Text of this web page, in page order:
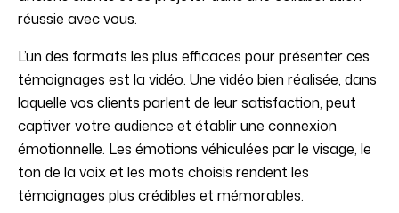
réussie avec vous.
L’un des formats les plus efficaces pour présenter ces
témoignages est la vidéo. Une vidéo bien réalisée, dans
laquelle vos clients parlent de leur satisfaction, peut
captiver votre audience et établir une connexion
émotionnelle. Les émotions véhiculées par le visage, le
ton de la voix et les mots choisis rendent les
témoignages plus crédibles et mémorables.